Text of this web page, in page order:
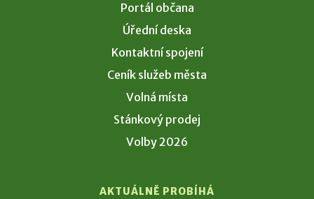
Portál občana
Úřední deska
Kontaktní spojení
Ceník služeb města
Volná místa
Stánkový prodej
Volby 2026
AKTUÁLNĚ PROBÍHÁ